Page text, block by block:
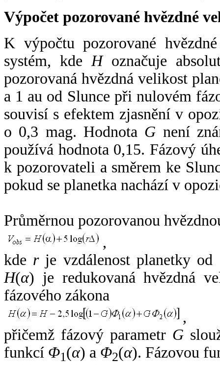
Výpočet pozorované hvězdné
K výpočtu pozorované
systém, kde Hoznačuje
pozorovaná hvězdná velikost
a 1 au od Slunce při nulovém
souvisí s efektem zjasnění v
o 0,3 mag. Hodnota G není
používá hodnota 0,15. Fázový
k pozorovateli a směrem ke
pokud se planetka nachází v
Průměrnou pozorovanou
,
kde rje vzdálenost planetky od
H(α) je redukovaná hvězdná
fázového zákona
,
přičemž fázový parametr G
funkcí Φ1(α) a Φ2(α). Fázovou